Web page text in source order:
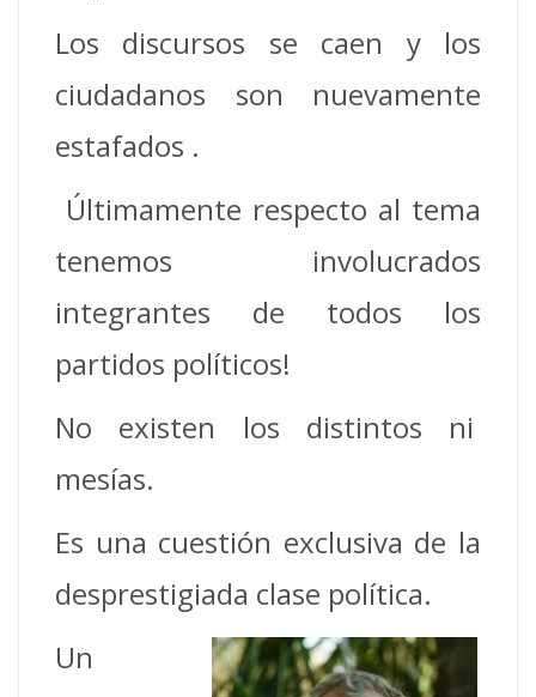
Los discursos se caen y los
ciudadanos son nuevamente
estafados .
Últimamente respecto al tema
tenemos involucrados
integrantes de todos los
partidos políticos!
No existen los distintos ni
mesías.
Es una cuestión exclusiva de la
desprestigiada clase política.
Un